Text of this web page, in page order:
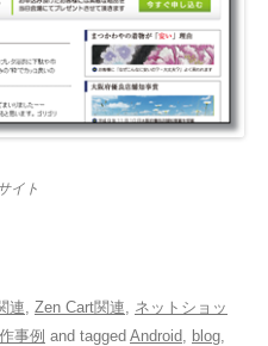
イト
連 Zen Cart関連
ネットショッ
事例 and tagged Android blog